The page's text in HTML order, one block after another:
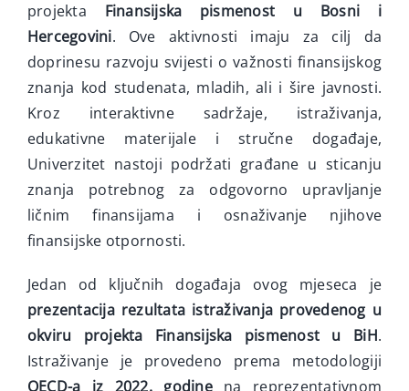
projekta Finansijska pismenost u Bosni i
Hercegovini. Ove aktivnosti imaju za cilj da
doprinesu razvoju svijesti o važnosti finansijskog
znanja kod studenata, mladih, ali i šire javnosti.
Kroz interaktivne sadržaje, istraživanja,
edukativne materijale i stručne događaje,
Univerzitet nastoji podržati građane u sticanju
znanja potrebnog za odgovorno upravljanje
ličnim finansijama i osnaživanje njihove
finansijske otpornosti.
Jedan od ključnih događaja ovog mjeseca je
prezentacija rezultata istraživanja provedenog u
okviru projekta Finansijska pismenost u BiH.
Istraživanje je provedeno prema metodologiji
OECD-a iz 2022. godinena reprezentativnom